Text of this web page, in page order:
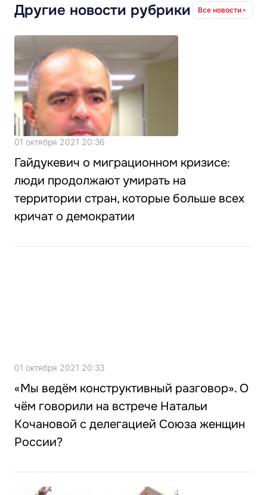
Другие новости рубрики Все новости
01 октября 2021 20:36
Гайдукевич о миграционном кризисе:
люди продолжают умирать на
территории стран, которые больше всех
кричат о демократии
01 октября 2021 20:33
«Мы ведём конструктивный разговор». О
чём говорили на встрече Натальи
Кочановой с делегацией Союза женщин
России?